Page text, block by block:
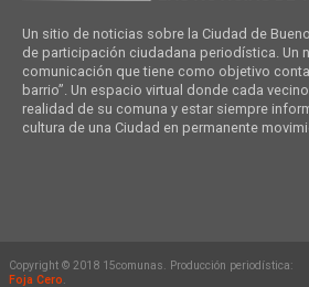
Un sitio de noticias sobre la Ciudad de
de participación ciudadana periodística. Un
comunicación que tiene como objetivo
barrio”. Un espacio virtual donde cada
realidad de su comuna y estar siempre
cultura de una Ciudad en permanente
Copyright © 2018 15comunas. Producción periodística:
Foja Cero